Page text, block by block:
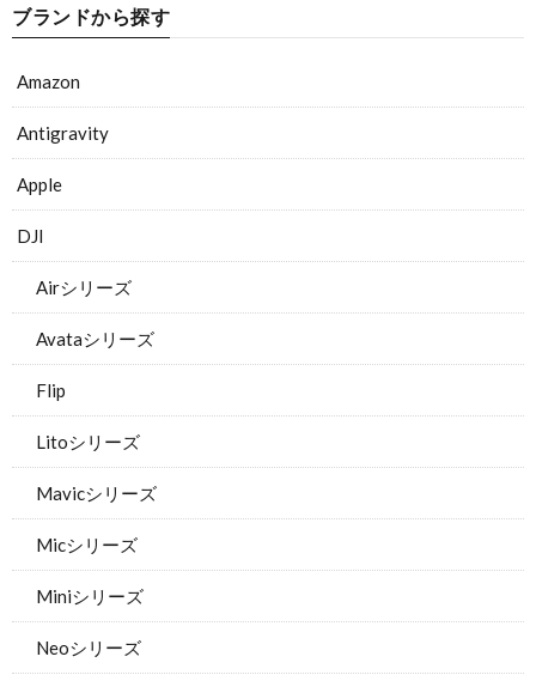
ブランドから探す
Amazon
Antigravity
Apple
DJI
Airシリーズ
Avataシリーズ
Flip
Litoシリーズ
Mavicシリーズ
Micシリーズ
Miniシリーズ
Neoシリーズ